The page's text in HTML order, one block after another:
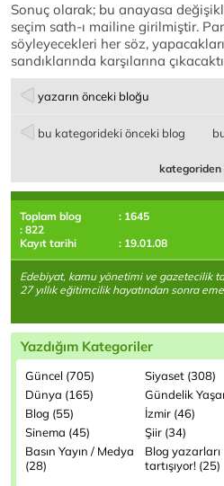
Sonuç olarak; bu anayasa
seçim sath-ı mailine girilmiştir.
söyleyecekleri her söz,
sandıklarında karşılarına
yazarın önceki bloğu
bu kategorideki önceki blog
Toplam blog
: 1645
: 822
Kayıt tarihi
: 19.01.08
Edebiyat, kamu yönetimi ve gazetecilik
27 yıllık eğitimcilik hayatından sonra
Yazdığım Kategoriler
Güncel (705)
Siyaset (308)
Dünya (165)
Gündelik
Blog (55)
İzmir (46)
Sinema (45)
Şiir (34)
Basın Yayın / Medya
(28)
Blog yazarları
tartışıyor! (25)